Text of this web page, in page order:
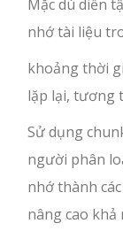
Mặc dù diễn
nhớ tài liệu
khoảng thời
lặp lại, tương
Sử dụng
người phân
nhớ thành
nâng cao khả